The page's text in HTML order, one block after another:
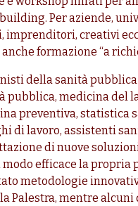
Per aziende,
creativi
formazione “a
della sanità
medicina del
preventiva, statistica
di lavoro, assistenti
di nuove
efficace la propria
metodologie
Palestra, mentre